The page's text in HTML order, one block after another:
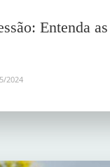
Entenda as
2024